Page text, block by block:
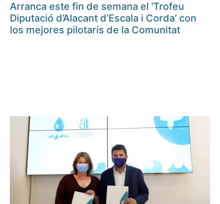
Arranca este fin de semana el ‘Trofeu
Diputació d’Alacant d’Escala i Corda’ con
los mejores pilotaris de la Comunitat